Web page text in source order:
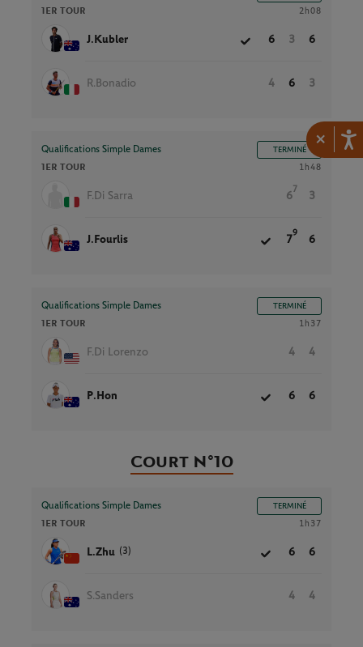
×
1ER TOUR 2h08
J.Kubler 6 3 6
R.Bonadio 4 6 3
Qualifications Simple Dames TERMINÉ
1ER TOUR 1h48
F.Di Sarra 6
7
3
J.Fourlis 7
9
6
Qualifications Simple Dames TERMINÉ
1ER TOUR 1h37
F.Di Lorenzo 4 4
P.Hon 6 6
Court N°10
Qualifications Simple Dames TERMINÉ
1ER TOUR 1h37
L.Zhu (3) 6 6
S.Sanders 4 4